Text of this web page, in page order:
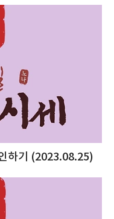
하기 (2023.08.25)